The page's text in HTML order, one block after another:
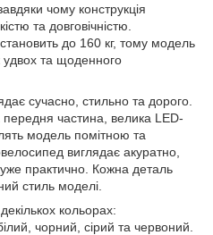
чому конструкція
та довговічністю.
до 160 кг, тому модель
удвох та щоденного
сучасно, стильно та дорого.
передня частина, велика LED-
модель помітною та
виглядає акуратно,
практично. Кожна деталь
стиль моделі.
кольорах:
чорний, сірий та червоний.